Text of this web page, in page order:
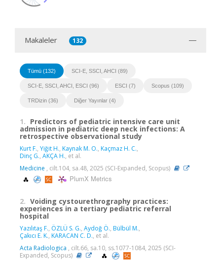
Makaleler 132
Tümü (132) SCI-E, SSCI, AHCI (89)
SCI-E, SSCI, AHCI, ESCI (96) ESCI (7) Scopus (109)
TRDizin (36) Diğer Yayınlar (4)
1. Predictors of pediatric intensive care unit
admission in pediatric deep neck infections: A
retrospective observational study
Kurt F., Yiğit H., Kaynak M. O., Kaçmaz H. C.,
Dinç G., AKÇA H., et al.
Medicine , cilt.104, sa.48, 2025 (SCI-Expanded, Scopus)
PlumX Metrics
2. Voiding cystourethrography practices:
experiences in a tertiary pediatric referral
hospital
Yazılıtaş F., ÖZLÜ S. G., Aydoğ Ö., Bülbül M.,
Çakıcı E. K., KARACAN C. D., et al.
Acta Radiologica , cilt.66, sa.10, ss.1077-1084, 2025 (SCI-
Expanded, Scopus)